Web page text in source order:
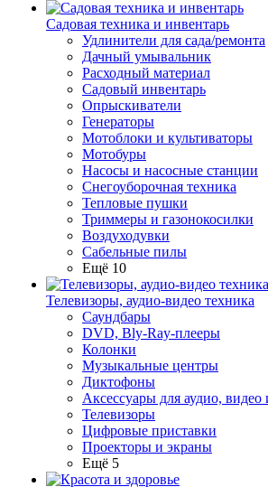
Садовая техника и инвентарь
Удлинители для сада/ремонта
Дачный умывальник
Расходный материал
Садовый инвентарь
Опрыскиватели
Генераторы
Мотоблоки и культиваторы
Мотобуры
Насосы и насосные станции
Снегоуборочная техника
Тепловые пушки
Триммеры и газонокосилки
Воздуходувки
Сабельные пилы
Ещё 10
Телевизоры, аудио-видео техника
Саундбары
DVD, Bly-Ray-плееры
Колонки
Музыкальные центры
Диктофоны
Аксессуары для аудио,
Телевизоры
Цифровые приставки
Проекторы и экраны
Ещё 5